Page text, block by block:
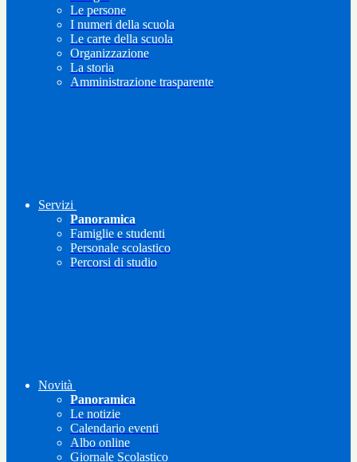
Le persone
I numeri della scuola
Le carte della scuola
Organizzazione
La storia
Amministrazione trasparente
Servizi
Panoramica
Famiglie e studenti
Personale scolastico
Percorsi di studio
Novità
Panoramica
Le notizie
Calendario eventi
Albo online
Giornale Scolastico